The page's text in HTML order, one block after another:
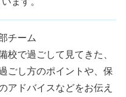
チーム
校で過ごして見てきた、
ごし方のポイントや、保
アドバイスなどをお伝え